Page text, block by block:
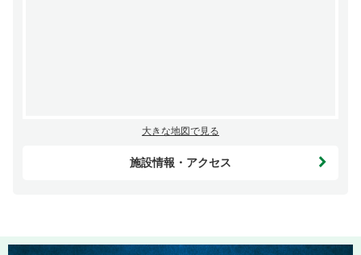
大きな地図で見る
施設情報・アクセス